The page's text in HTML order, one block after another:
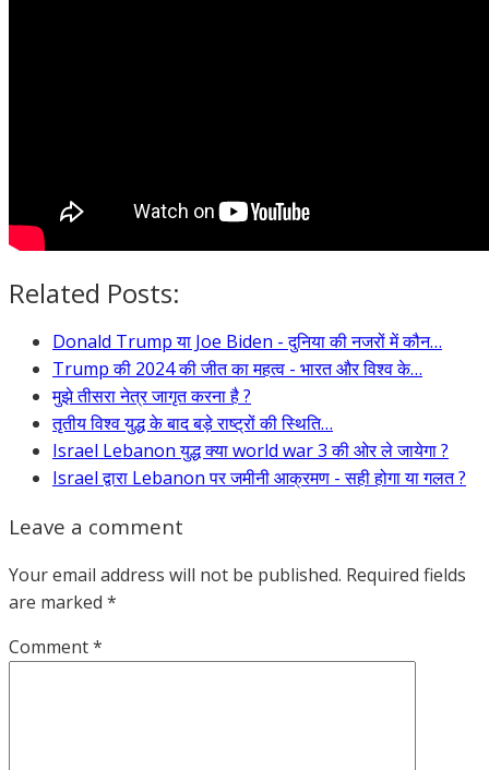
Related Posts:
Donald Trump या Joe Biden - दुनिया की नजरों में कौन…
Trump की 2024 की जीत का महत्व - भारत और विश्व के…
मुझे तीसरा नेत्र जागृत करना है ?
तृतीय विश्व युद्ध के बाद बड़े राष्ट्रों की स्थिति…
Israel Lebanon युद्ध क्या world war 3 की ओर ले जायेगा ?
Israel द्वारा Lebanon पर जमीनी आक्रमण - सही होगा या गलत ?
Leave a comment
Your email address will not be published. Required fields
are marked *
Comment*